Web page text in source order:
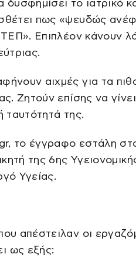
το ιατρικό
πως «ψευδώς
Επιπλέον κάνουν
αιχμές για τα
Ζητούν επίσης να γίνει
ταυτότητά της.
το έγγραφο εστάλη
της 6ης
Υγείας.
απέστειλαν οι
ως εξής: